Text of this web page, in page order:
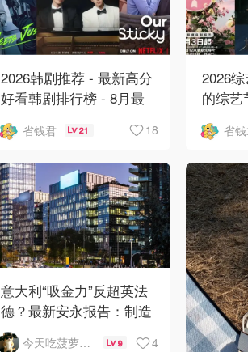
2026韩剧推荐 - 最新高分
好看韩剧排行榜 - 8月最
新：丁海寅《我的荒糖恋
爱 》上线❣️
省钱君 21 18
2026
的综艺
最新:
归啦省
意大利“吸金力”反超英法
德？最新安永报告：制造
业与AI成投资新宠！
今天吃菠萝披萨了吗 9 4